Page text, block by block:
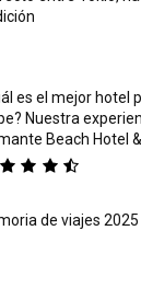
es el mejor hotel
Nuestra
Beach Hotel
de viajes